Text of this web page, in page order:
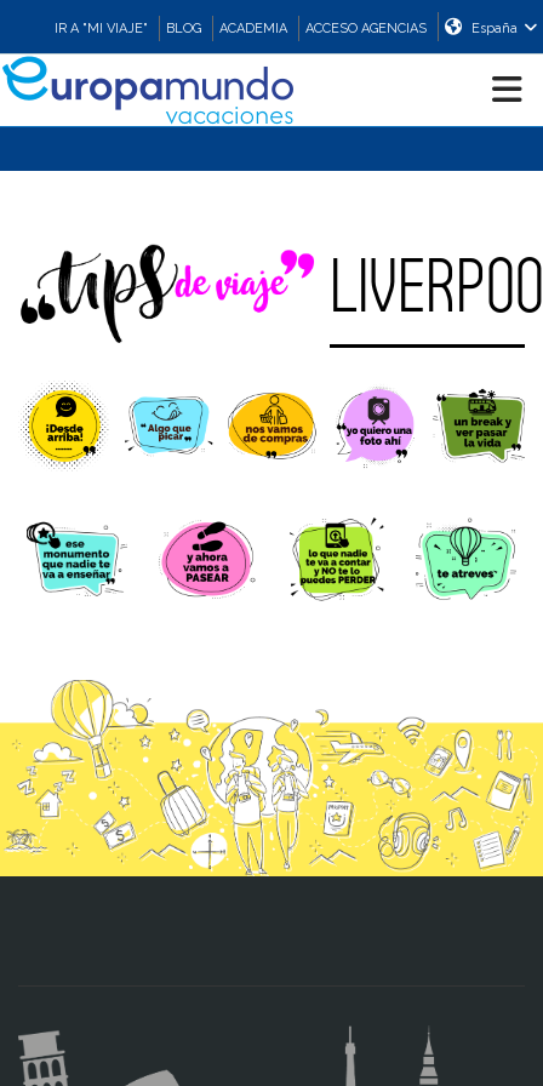
IR A "MI VIAJE" BLOG ACADEMIA ACCESO AGENCIAS España
ASIA
PROMOCIONES
COMPRAR